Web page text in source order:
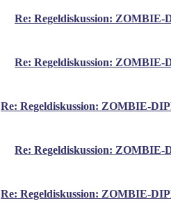
Re: Regeldiskussion:
Re: Regeldiskussion:
Re: Regeldiskussion: ZOMBIE-
Re: Regeldiskussion:
Re: Regeldiskussion: ZOMBIE-